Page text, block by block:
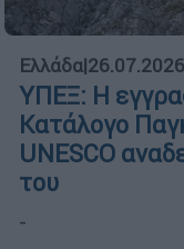
Ελλάδα|
ΥΠΕΞ: Η
Κατάλογο
UNESCO
του
-